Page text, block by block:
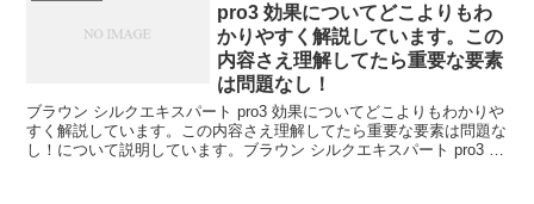
pro3 効果についてどこよりもわ
かりやすく解説しています。この
内容さえ理解してたら重要な要素
は問題なし！
ブラウン シルクエキスパート pro3 効果についてどこよりもわかりや
すく解説しています。この内容さえ理解してたら重要な要素は問題な
し！について説明しています。ブラウン シルクエキスパート pro3 効